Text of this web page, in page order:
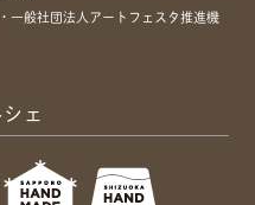
一般社団法人アートフェスタ推進機
ェ